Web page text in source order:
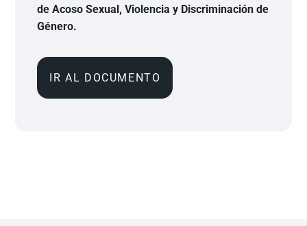
de Acoso Sexual, Violencia y Discriminación de
Género.
IR AL DOCUMENTO